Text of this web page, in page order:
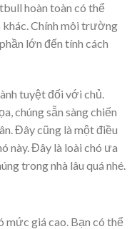
hoàn toàn có thể
Chính môi trường
lớn đến tính cách
tuyệt đối với chủ.
chúng sẵn sàng chiến
Đây cũng là một điều
này. Đây là loài chó ưa
trong nhà lâu quá nhé.
mức giá cao. Bạn có thể